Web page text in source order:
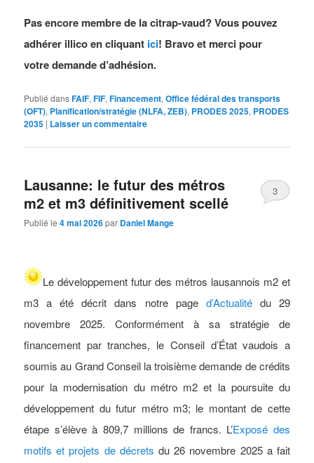
Pas encore membre de la citrap-vaud? Vous pouvez
adhérer illico en cliquant ici! Bravo et merci pour
votre demande d’adhésion.
Publié dansFAIF,FIF,Financement,Office fédéral des transports
(OFT), Planification/stratégie (NLFA, ZEB), PRODES 2025, PRODES
2035 | Laisser un commentaire
Lausanne: le futur des métros
m2 et m3 définitivement scellé
Publié le4 mai 2026par Daniel Mange
3
Le développement futur des métros lausannois m2 et
m3 a été décrit dans notre page d’Actualitédu 29
novembre 2025. Conformément à sa stratégie de
financement par tranches, le Conseil d’État vaudois a
soumis au Grand Conseil la troisième demande de crédits
pour la modernisation du métro m2 et la poursuite du
développement du futur métro m3; le montant de cette
étape s’élève à 809,7 millions de francs. L’Exposé des
motifs et projets de décrets du 26 novembre 2025 a fait